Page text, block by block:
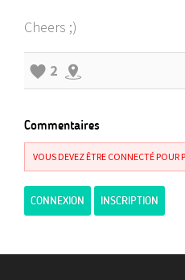
Cheers ;)
2
Commentaires
VOUS DEVEZ ÊTRE CONNECTÉ POUR
CONNEXION INSCRIPTION